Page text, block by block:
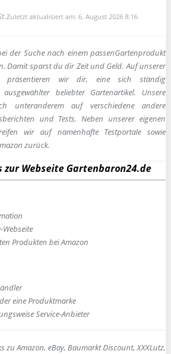
Zuletzt aktualisiert am: 6. August 2026 8:16
der Suche nach einem passenGartenprodukt
Damit sparst du dir Zeit und Geld. Auf unserer
wir dir, eine sich ständig
beliebter Gartenartikel. Unsere
unteranderem auf verschiedene andere
und Tests. Neben unserer eigenen
wir auf namenhafte Testportale sowie
zurück.
zur Webseite Gartenbaron24.de
Produkten bei Amazon
eine Produktmarke
Service-Anbieter
zu Amazon, eBay, Baumarkt Discount, XXXLutz,